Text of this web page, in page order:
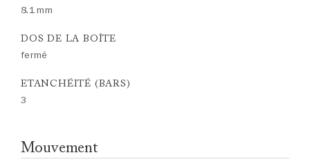
8.1 mm
DOS DE LA BOÎTE
fermé
ETANCHÉITÉ (BARS)
3
Mouvement